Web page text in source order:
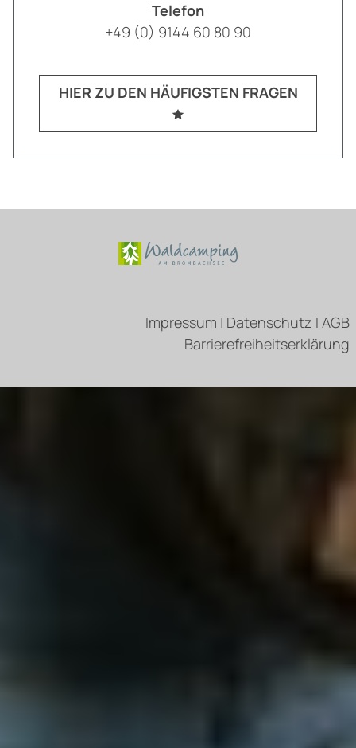
Telefon
+49 (0) 9144 60 80 90
HIER ZU DEN HÄUFIGSTEN FRAGEN
Impressum | Datenschutz I AGB
Barrierefreiheitserklärung